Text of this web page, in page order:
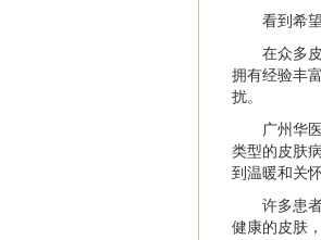
看到希
在众多
拥有经验丰
扰。
广州华
类型的皮肤
到温暖和关怀
许多患
健康的皮肤